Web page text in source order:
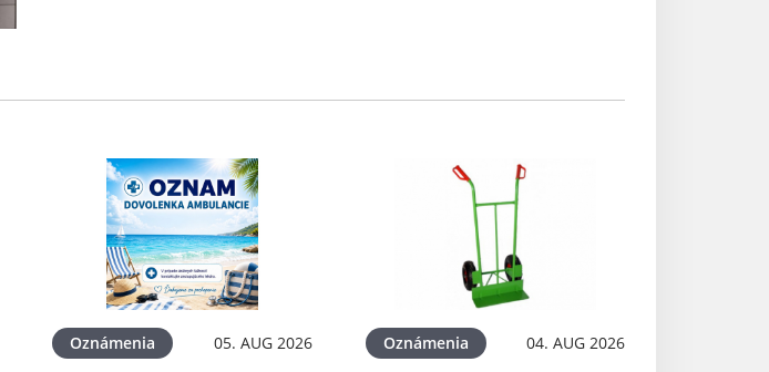
Oznámenia 05. AUG 2026 Oznámenia 04. AUG 2026